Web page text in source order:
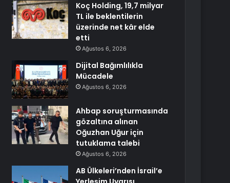
Koç Holding, 19,7 milyar
TL ile beklentilerin
üzerinde net kâr elde
etti
Ağustos 6, 2026
Dijital Bağımlılıkla
Mücadele
Ağustos 6, 2026
Ahbap soruşturmasında
gözaltına alınan
Oğuzhan Uğur için
tutuklama talebi
Ağustos 6, 2026
AB Ülkeleri’nden İsrail’e